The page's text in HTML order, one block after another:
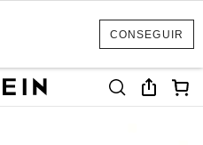
CONSEGUIR